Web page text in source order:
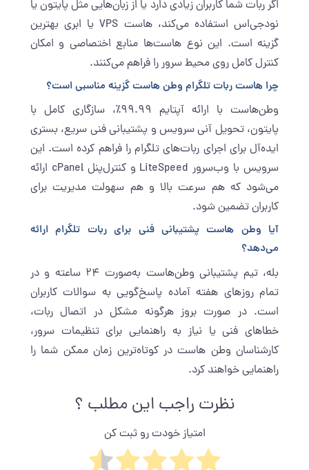
اگر ربات شما کاربران زیادی دارد یا از زبان‌هایی مثل پایتون یا
نودجی‌اس استفاده می‌کند، هاست VPS یا ابری بهترین
گزینه است. این نوع هاست‌ها منابع اختصاصی و امکان
کنترل کامل روی محیط سرور را فراهم می‌کنند.
چرا هاست ربات تلگرام وطن ‌هاست گزینه مناسبی است؟
وطن‌هاست با ارائه آپتایم ۹۹.۹۹٪، سازگاری کامل با
پایتون، تحویل آنی سرویس و پشتیبانی فنی سریع، بستری
ایده‌آل برای اجرای ربات‌های تلگرام را فراهم کرده است. این
سرویس با وب‌سرور LiteSpeed و کنترل‌پنل cPanel ارائه
می‌شود که هم سرعت بالا و هم سهولت مدیریت برای
کاربران تضمین شود.
آیا وطن‌ هاست پشتیبانی فنی برای ربات تلگرام ارائه
می‌دهد؟
بله، تیم پشتیبانی وطن‌هاست به‌صورت ۲۴ ساعته و در
تمام روزهای هفته آماده پاسخ‌گویی به سوالات کاربران
است. در صورت بروز هرگونه مشکل در اتصال ربات،
خطاهای فنی یا نیاز به راهنمایی برای تنظیمات سرور،
کارشناسان وطن ‌هاست در کوتاه‌ترین زمان ممکن شما را
راهنمایی خواهند کرد.
نظرت راجب این مطلب ؟
امتیاز خودت رو ثبت کن